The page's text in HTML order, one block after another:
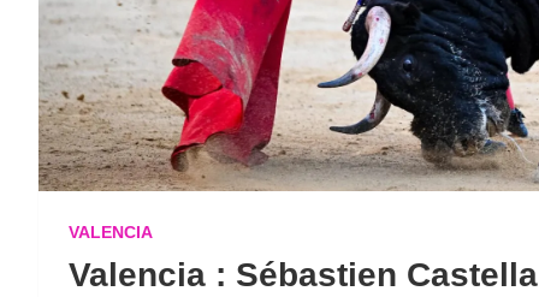
VALENCIA
Valencia : Sébastien